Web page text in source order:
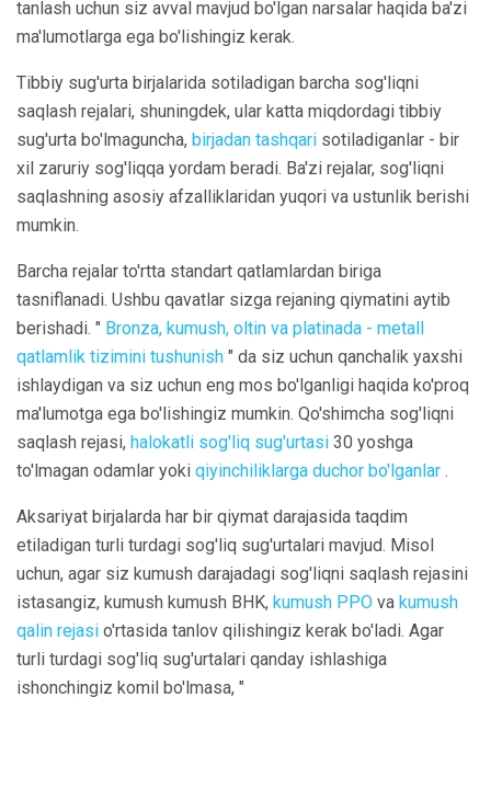
tanlash uchun siz avval mavjud bo'lgan narsalar haqida ba'zi
ma'lumotlarga ega bo'lishingiz kerak.
Tibbiy sug'urta birjalarida sotiladigan barcha sog'liqni
saqlash rejalari, shuningdek, ular katta miqdordagi tibbiy
sug'urta bo'lmaguncha, birjadan tashqari sotiladiganlar - bir
xil zaruriy sog'liqqa yordam beradi. Ba'zi rejalar, sog'liqni
saqlashning asosiy afzalliklaridan yuqori va ustunlik berishi
mumkin.
Barcha rejalar to'rtta standart qatlamlardan biriga
tasniflanadi. Ushbu qavatlar sizga rejaning qiymatini aytib
berishadi. " Bronza, kumush, oltin va platinada - metall
qatlamlik tizimini tushunish " da siz uchun qanchalik yaxshi
ishlaydigan va siz uchun eng mos bo'lganligi haqida ko'proq
ma'lumotga ega bo'lishingiz mumkin. Qo'shimcha sog'liqni
saqlash rejasi, halokatli sog'liq sug'urtasi 30 yoshga
to'lmagan odamlar yoki qiyinchiliklarga duchor bo'lganlar .
Aksariyat birjalarda har bir qiymat darajasida taqdim
etiladigan turli turdagi sog'liq sug'urtalari mavjud. Misol
uchun, agar siz kumush darajadagi sog'liqni saqlash rejasini
istasangiz, kumush kumush BHK, kumush PPO va kumush
qalin rejasi o'rtasida tanlov qilishingiz kerak bo'ladi. Agar
turli turdagi sog'liq sug'urtalari qanday ishlashiga
ishonchingiz komil bo'lmasa, "